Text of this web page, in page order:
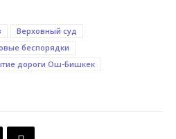
Верховный суд
беспорядки
дороги Ош-Бишкек